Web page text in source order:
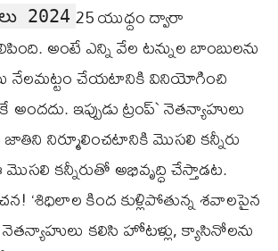
2024 25 యుధ్దం ద్వారా
అంటే ఎన్ని వేల టన్నుల బాంబులను
నేలమట్టం చేయటానికి వినియోగించి
ఇప్పుడు ట్రంప్‌` నెతన్యాహులు
నిర్మూలించటానికి మొసలి కన్నీరు
మొసలి కన్నీరుతో అభివృద్ధి చేస్తాడట.
‘శిధిలాల కింద కుళ్లిపోతున్న శవాలపైన
నెతన్యాహులు కలిసి హోటళ్లు, క్యాసినోలను